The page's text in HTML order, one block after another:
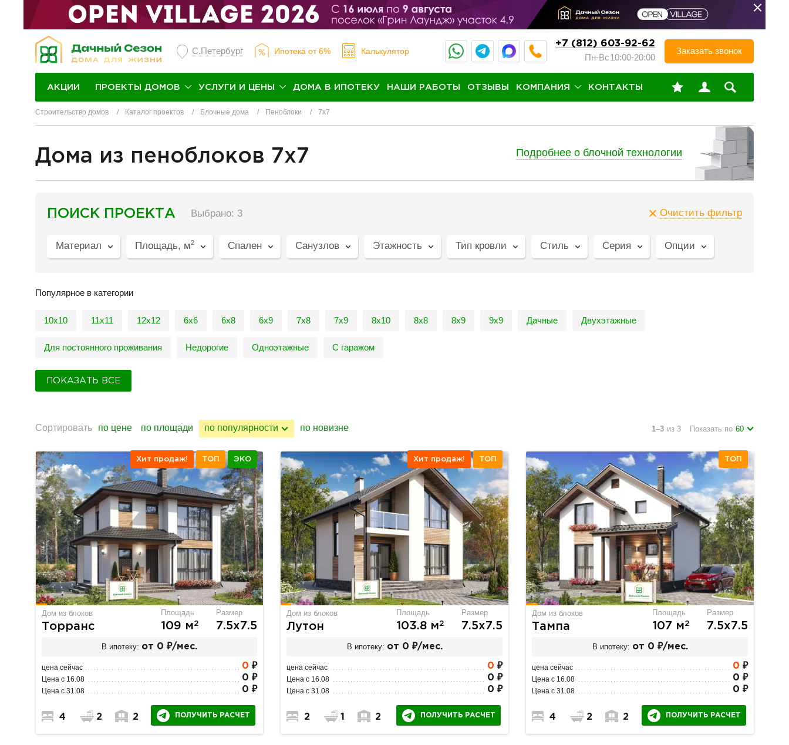
С.Петербург Ипотека от 6% Калькулятор
+7 (812) 603-92-62
Пн-Вс10:00-20:00
Заказать звонок
АКЦИИ ПРОЕКТЫ ДОМОВ УСЛУГИ И ЦЕНЫ ДОМА В ИПОТЕКУ НАШИ РАБОТЫ ОТЗЫВЫ КОМПАНИЯ КОНТАКТЫ
Строительство домов Каталог проектов Блочные дома Пеноблоки 7х7
Дома из пеноблоков 7x7 Подробнее о блочной технологии
ПОИСК ПРОЕКТА Выбрано: 3 Очистить фильтр
Материал Площадь, м2 Спален Санузлов Этажность Тип кровли Стиль Серия Опции
Популярное в категории
10х10 11х11 12х12 6х6 6х8 6х9 7х8 7х9 8х10 8х8 8х9 9х9 Дачные Двухэтажные
Для постоянного проживания Недорогие Одноэтажные С гаражом
ПОКАЗАТЬ ВСЕ
Сортировать по цене по площади по популярности по новизне 1–3 из 3 Показать по 60
Хит продаж! ТОП ЭКО
Дом из блоков
Торранс
Площадь
109 м2
Размер
7.5х7.5
В ипотеку: от 0 ₽/мес.
цена сейчас 0 ₽
Цена с 16.08 0 ₽
Цена с 31.08 0 ₽
4 2 2 ПОЛУЧИТЬ РАСЧЕТ
Хит продаж! ТОП
Дом из блоков
Лутон
Площадь
103.8 м2
Размер
7.5х7.5
В ипотеку: от 0 ₽/мес.
цена сейчас 0 ₽
Цена с 16.08 0 ₽
Цена с 31.08 0 ₽
2 1 2 ПОЛУЧИТЬ РАСЧЕТ
ТОП
Дом из блоков
Тампа
Площадь
107 м2
Размер
7.5х7.5
В ипотеку: от 0 ₽/мес.
цена сейчас 0 ₽
Цена с 16.08 0 ₽
Цена с 31.08 0 ₽
4 2 2 ПОЛУЧИТЬ РАСЧЕТ